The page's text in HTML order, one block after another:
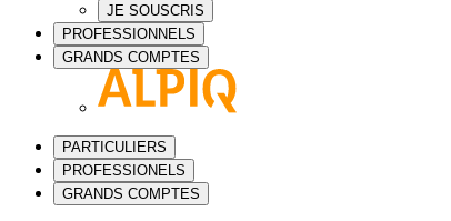
JE SOUSCRIS
PROFESSIONNELS
GRANDS COMPTES
PARTICULIERS
PROFESSIONELS
GRANDS COMPTES